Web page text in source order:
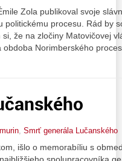
Zola publikoval svoje
politickému procesu. Rád by
že na zločiny Matovičovej
obdoba Norimberského
, Smrť generála Lučanského
išlo o memorabíliu s